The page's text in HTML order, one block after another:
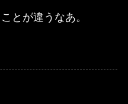
とが違うなあ。